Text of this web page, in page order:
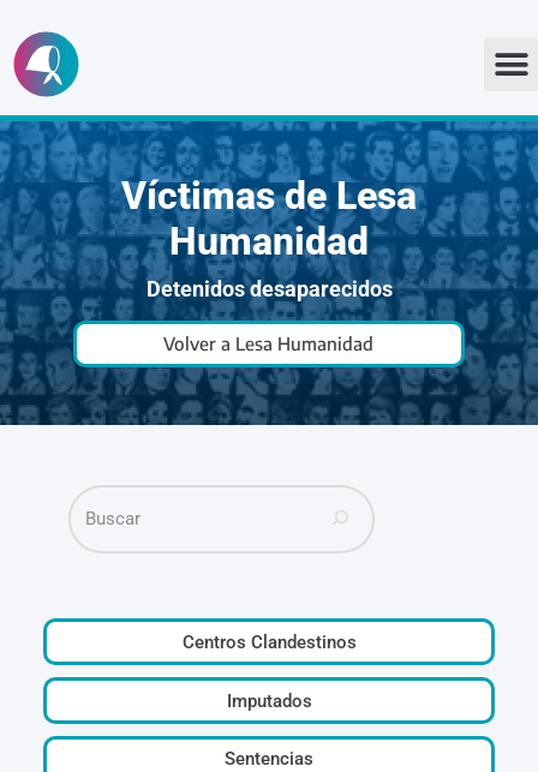
Ir
al
contenido
Víctimas de Lesa
Humanidad
Detenidos desaparecidos
Volver a Lesa Humanidad
Centros Clandestinos
Imputados
Sentencias